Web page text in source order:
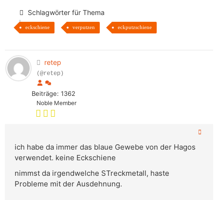
Schlagwörter für Thema
eckschiene verputzen eckputzschiene
retep
(@retep)
Beiträge: 1362
Noble Member
ich habe da immer das blaue Gewebe von der Hagos
verwendet. keine Eckschiene
nimmst da irgendwelche STreckmetall, haste
Probleme mit der Ausdehnung.